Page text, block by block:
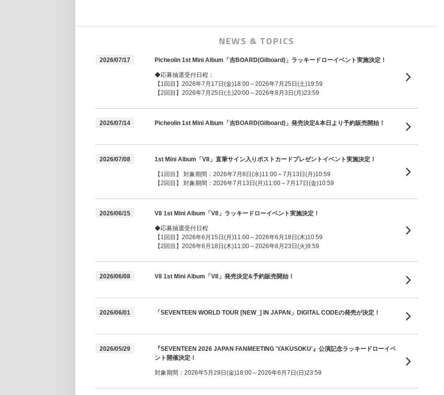
NEWS & TOPICS
2026/07/17 Picheolin 1st Mini Album「吉BOARD(Gilboard)」ラッキードローイベント実施決定！
◆応募抽選受付日程：
【1回目】2026年7月17日(金)18:00～2026年7月25日(土)19:59
【2回目】2026年7月25日(土)20:00～2026年8月3日(月)23:59
2026/07/14 Picheolin 1st Mini Album「吉BOARD(Gilboard)」発売決定&本日より予約販売開始！
2026/07/08 1st Mini Album「V8」直筆サイン入りポストカードプレゼントイベント実施決定！
【1回目】 対象期間：2026年7月8日(水)11:00～7月13日(月)10:59
【2回目】 対象期間：2026年7月13日(月)11:00～7月17日(金)10:59
2026/06/15 V8 1st Mini Album「V8」ラッキードローイベント実施決定！
◆応募抽選受付日程
【1回目】2026年6月15日(月)11:00～2026年6月18日(木)10:59
【2回目】2026年6月18日(木)11:00～2026年6月23日(火)9:59
2026/06/08 V8 1st Mini Album「V8」発売決定&予約販売開始！
2026/06/01 「SEVENTEEN WORLD TOUR [NEW_] IN JAPAN」DIGITAL CODEの発売が決定！
2026/05/29
『SEVENTEEN 2026 JAPAN FANMEETING 'YAKUSOKU'』公演記念ラッキードローイベ
ント開催決定！
対象期間：2026年5月29日(金)18:00～2026年6月7日(日)23:59